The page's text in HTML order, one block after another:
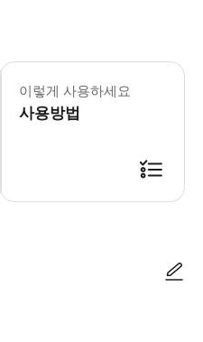
* 소요시간 : 60분-210분 (옵션에 따
이렇게 사용하세요
사용방법